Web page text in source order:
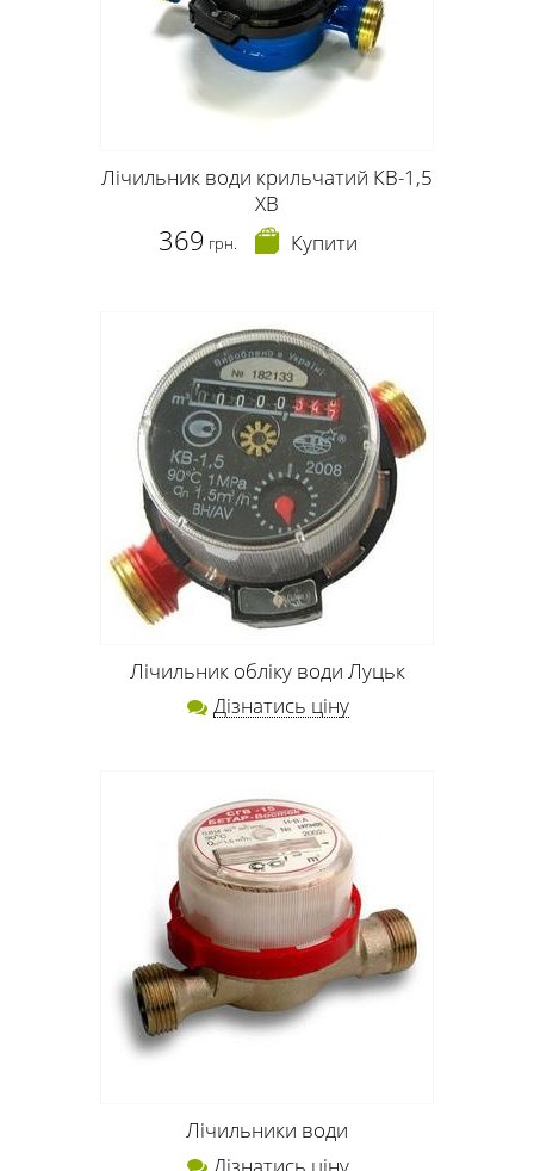
Лічильник води крильчатий КВ-1,5
ХВ
369 грн. Купити
Лічильник обліку води Луцьк
Дізнатись ціну
Лічильники води
Дізнатись ціну